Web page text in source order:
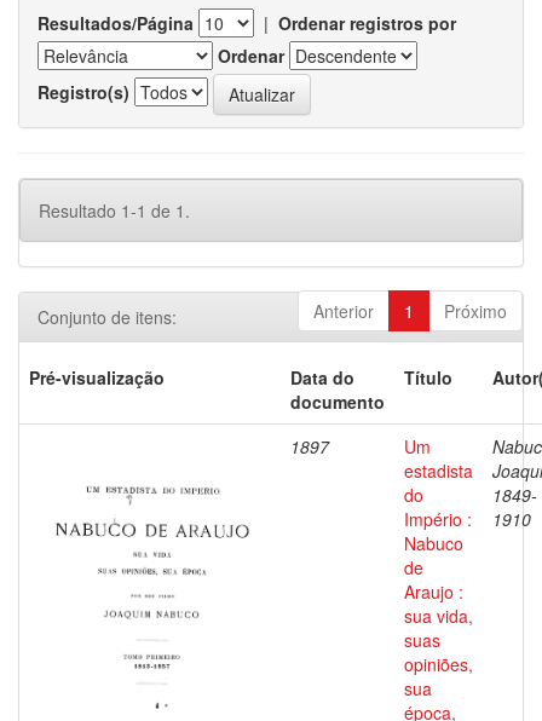
Resultados/Página | Ordenar registros por
Ordenar
Registro(s)
Resultado 1-1 de 1.
Anterior 1 Próximo
Conjunto de itens:
Pré-visualização
Data do
documento
Título
1897
Um
estadista
do
Império :
Nabuco
de
Araujo :
sua vida,
suas
opiniões,
sua
época,
1849-
1910